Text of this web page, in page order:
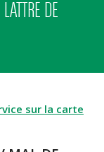
DE
sur la carte